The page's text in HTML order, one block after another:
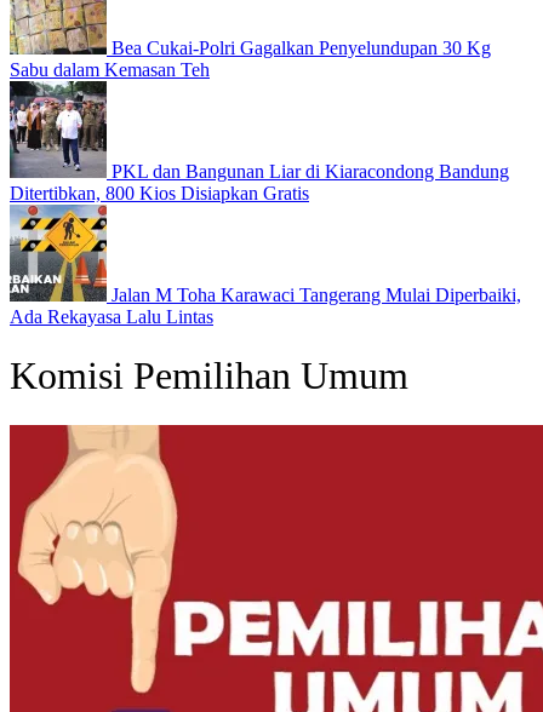
Bea Cukai-Polri Gagalkan Penyelundupan 30 Kg
Sabu dalam Kemasan Teh
PKL dan Bangunan Liar di Kiaracondong Bandung
Ditertibkan, 800 Kios Disiapkan Gratis
Jalan M Toha Karawaci Tangerang Mulai Diperbaiki,
Ada Rekayasa Lalu Lintas
Komisi Pemilihan Umum